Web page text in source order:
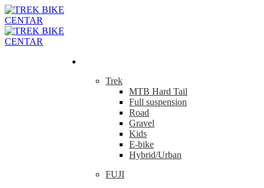
Trek
MTB Hard Tail
Full suspension
Road
Gravel
Kids
E-bike
Hybrid/Urban
FUJI